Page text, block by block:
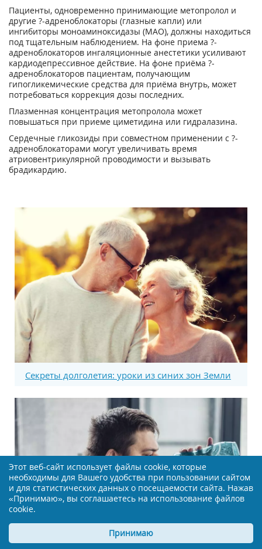
Пациенты, одновременно принимающие метопролол и
другие ?-адреноблокаторы (глазные капли) или
ингибиторы моноаминоксидазы (МАО), должны находиться
под тщательным наблюдением. На фоне приема ?-
адреноблокаторов ингаляционные анестетики усиливают
кардиодепрессивное действие. На фоне приёма ?-
адреноблокаторов пациентам, получающим
гипогликемические средства для приёма внутрь, может
потребоваться коррекция дозы последних.
Плазменная концентрация метопролола может
повышаться при приеме циметидина или гидралазина.
Сердечные гликозиды при совместном применении с ?-
адреноблокаторами могут увеличивать время
атриовентрикулярной проводимости и вызывать
брадикардию.
Секреты долголетия: уроки из синих зон Земли
Этот веб-сайт использует файлы cookie, которые
необходимы для Вашего удобства при пользовании сайтом
и для статистических данных о посещаемости сайта. Нажав
«Принимаю», вы соглашаетесь на использование файлов
cookie.
Принимаю